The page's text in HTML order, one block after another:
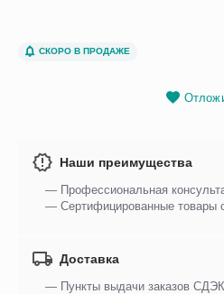
СКОРО В ПРОДАЖЕ
Наши преимущества
— Профессиональная
— Сертифицированные товары с
Доставка
— Пункты выдачи заказов СДЭК